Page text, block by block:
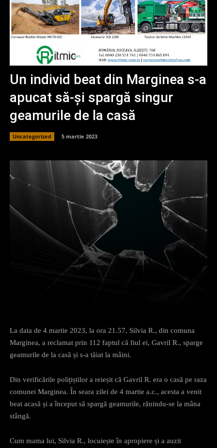
Un individ beat din Marginea s-a
apucat să-și spargă singur
geamurile de la casă
Uncategorized 5 martie 2023
La data de 4 martie 2023, la ora 21.57, Silvia R., din comuna
Marginea, a reclamat prin 112 faptul că fiul ei, Gavril R., sparge
geamurile de la casă și s-a tăiat la mâini.
Din verificările polițiștilor a reieșit că Gavril R. era o casă pe raza
comunei Marginea. În seara zilei de 4 martie a.c., acesta a venit
beat acasă și a început să spargă geamurile, rănindu-se la mâna
stângă.
Cum mama lui, Silvia R., locuiește în apropiere și a auzit